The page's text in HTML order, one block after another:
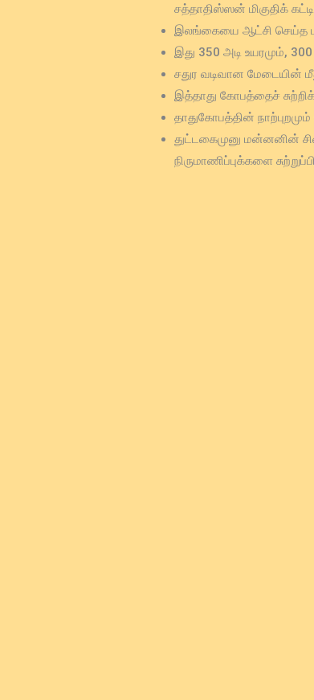
சத்தாதிஸ்ஸன் மிகுதிக்
இலங்கையை ஆட்சி செய்த
இது 350 அடி உயரமும்,
சதுர வடிவான மேடையின்
இத்தாது கோபத்தைச்
தாதுகோபத்தின்
துட்டகைமுனு மன்னனின்
நிருமாணிப்புக்களை